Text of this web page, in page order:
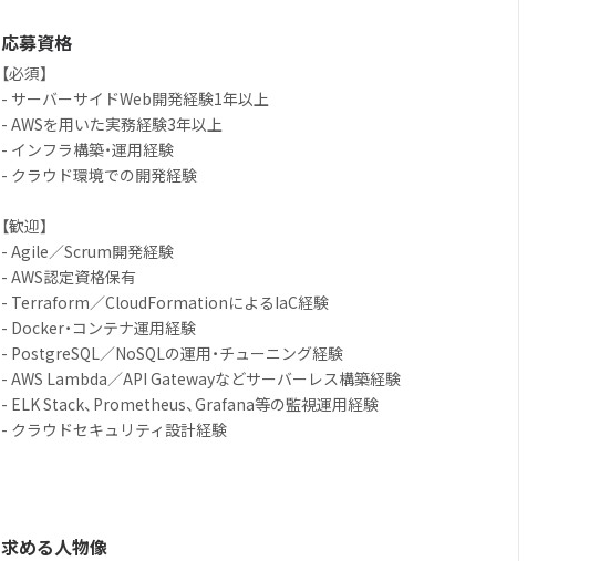
応募資格
【必須】
- サーバーサイドWeb開発経験1年以上
- AWSを用いた実務経験3年以上
- インフラ構築・運用経験
- クラウド環境での開発経験
【歓迎】
- Agile／Scrum開発経験
- AWS認定資格保有
- Terraform／CloudFormationによるIaC経験
- Docker・コンテナ運用経験
- PostgreSQL／NoSQLの運用・チューニング経験
- AWS Lambda／API Gatewayなどサーバーレス構築経験
- ELK Stack、Prometheus、Grafana等の監視運用経験
- クラウドセキュリティ設計経験
求める人物像